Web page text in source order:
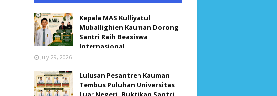
Kepala MAS Kulliyatul
Muballighien Kauman Dorong
Santri Raih Beasiswa
Internasional
July 29, 2026
Lulusan Pesantren Kauman
Tembus Puluhan Universitas
Luar Negeri, Buktikan Santri